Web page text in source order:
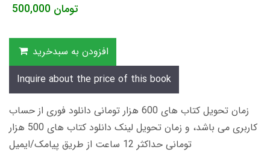
500,000 تومان
افزودن به سبدخرید
Inquire about the price of this book
زمان تحویل کتاب های 600 هزار تومانی دانلود فوری از حساب
کاربری می باشد، و زمان تحویل لینک دانلود کتاب های 500 هزار
تومانی حداکثر 12 ساعت از طریق پیامک/ایمیل